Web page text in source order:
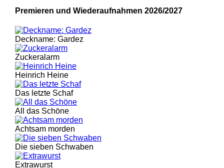
Premieren und Wiederaufnahmen 2026/2027
Deckname: Gardez
Zuckeralarm
Heinrich Heine
Das letzte Schaf
All das Schöne
Achtsam morden
Die sieben Schwaben
Extrawurst